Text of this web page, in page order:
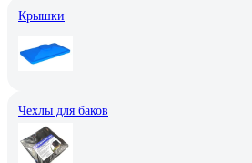
Крышки
Чехлы для баков